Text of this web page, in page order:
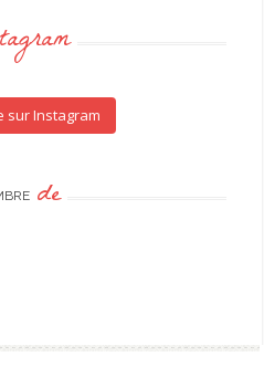
sur Instagram
de